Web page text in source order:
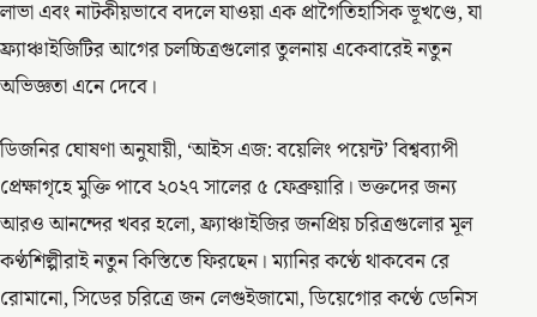
লাভা এবং নাটকীয়ভাবে বদলে যাওয়া এক প্রাগৈতিহাসিক ভূখণ্ডে, যা
ফ্র্যাঞ্চাইজিটির আগের চলচ্চিত্রগুলোর তুলনায় একেবারেই নতুন
অভিজ্ঞতা এনে দেবে।
ডিজনির ঘোষণা অনুযায়ী, ‘আইস এজ: বয়েলিং পয়েন্ট’ বিশ্বব্যাপী
প্রেক্ষাগৃহে মুক্তি পাবে ২০২৭ সালের ৫ ফেব্রুয়ারি। ভক্তদের জন্য
আরও আনন্দের খবর হলো, ফ্র্যাঞ্চাইজির জনপ্রিয় চরিত্রগুলোর মূল
কণ্ঠশিল্পীরাই নতুন কিস্তিতে ফিরছেন। ম্যানির কণ্ঠে থাকবেন রে
রোমানো, সিডের চরিত্রে জন লেগুইজামো, ডিয়েগোর কণ্ঠে ডেনিস